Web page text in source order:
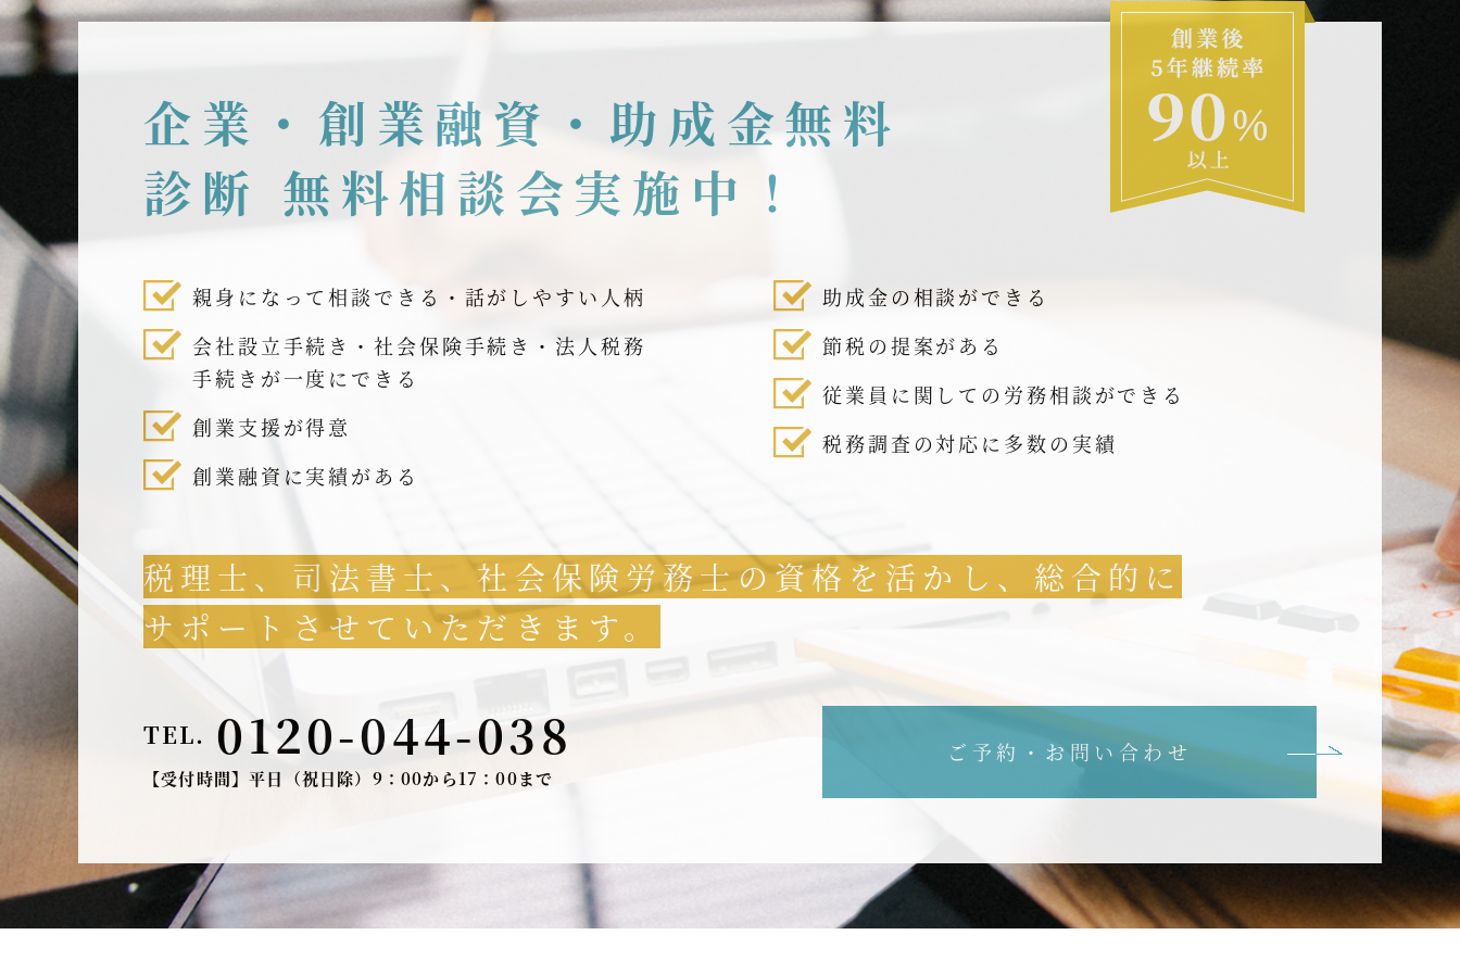
企業・創業融資・助成金無料
診断 無料相談会実施中！
親身になって相談できる・話がしやすい人柄
会社設立手続き・社会保険手続き・法人税務
手続きが一度にできる
創業支援が得意
創業融資に実績がある
助成金の相談ができる
節税の提案がある
従業員に関しての労務相談ができる
税務調査の対応に多数の実績
税理士、司法書士、社会保険労務士の資格を活かし、総合的に
サポートさせていただきます。
TEL. 0120-044-038
【受付時間】平日（祝日除）9：00から17：00まで
ご予約・お問い合わせ